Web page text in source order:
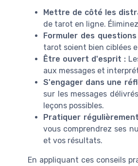
Mettre de côté les
de tarot en ligne.
Formuler des
tarot soient bien ciblées
Être ouvert d'esprit :
aux messages et
S'engager dans une
sur les messages
leçons possibles.
Pratiquer
vous comprendrez ses
et vos résultats.
En appliquant ces conseils